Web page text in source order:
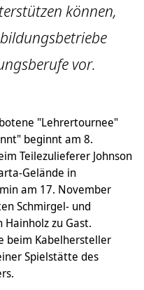
können,
vor.
"Lehrertournee"
beginnt am 8.
Teilezulieferer Johnson
Gelände in
am 17. November
Schmirgel- und
Hainholz zu Gast.
beim Kabelhersteller
Spielstätte des